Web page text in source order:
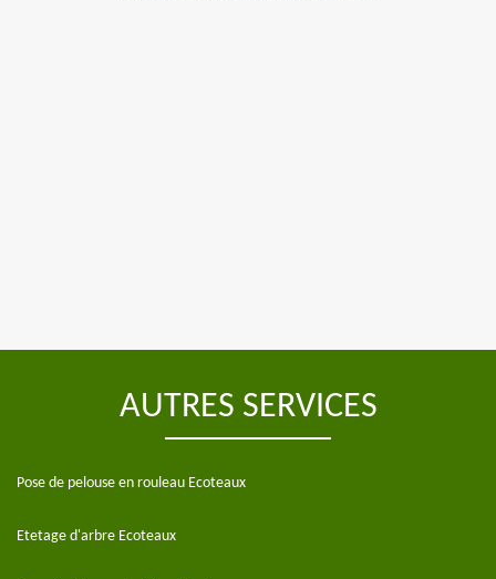
AUTRES SERVICES
Pose de pelouse en rouleau Ecoteaux
Etetage d'arbre Ecoteaux